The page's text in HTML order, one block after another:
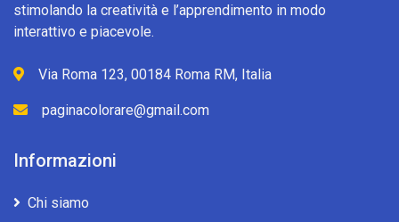
stimolando la creatività e l’apprendimento in modo
interattivo e piacevole.
Via Roma 123, 00184 Roma RM, Italia
paginacolorare@gmail.com
Informazioni
Chi siamo